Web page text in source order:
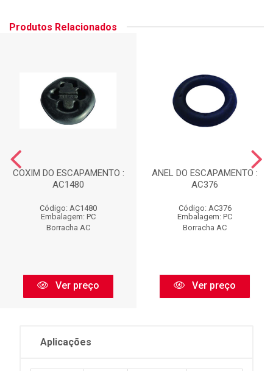
Produtos Relacionados
COXIM DO ESCAPAMENTO :
AC1480
Código: AC1480
Embalagem: PC
Borracha AC
Ver preço
ANEL DO ESCAPAMENTO :
AC376
Código: AC376
Embalagem: PC
Borracha AC
Ver preço
Aplicações